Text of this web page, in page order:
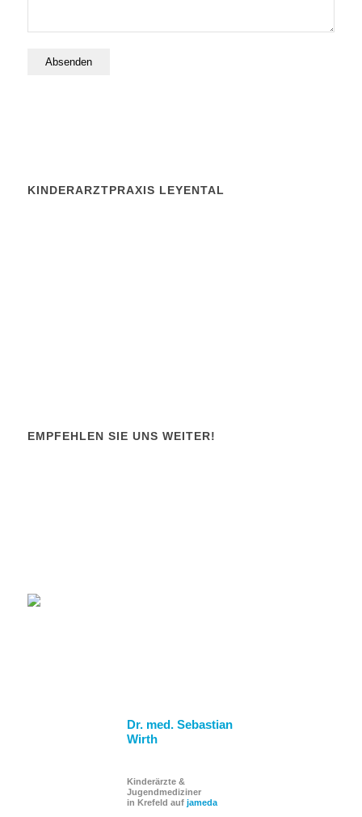
Absenden
KINDERARZTPRAXIS LEYENTAL
EMPFEHLEN SIE UNS WEITER!
Dr. med. Sebastian
Wirth
Kinderärzte &
Jugendmediziner
in Krefeld auf jameda